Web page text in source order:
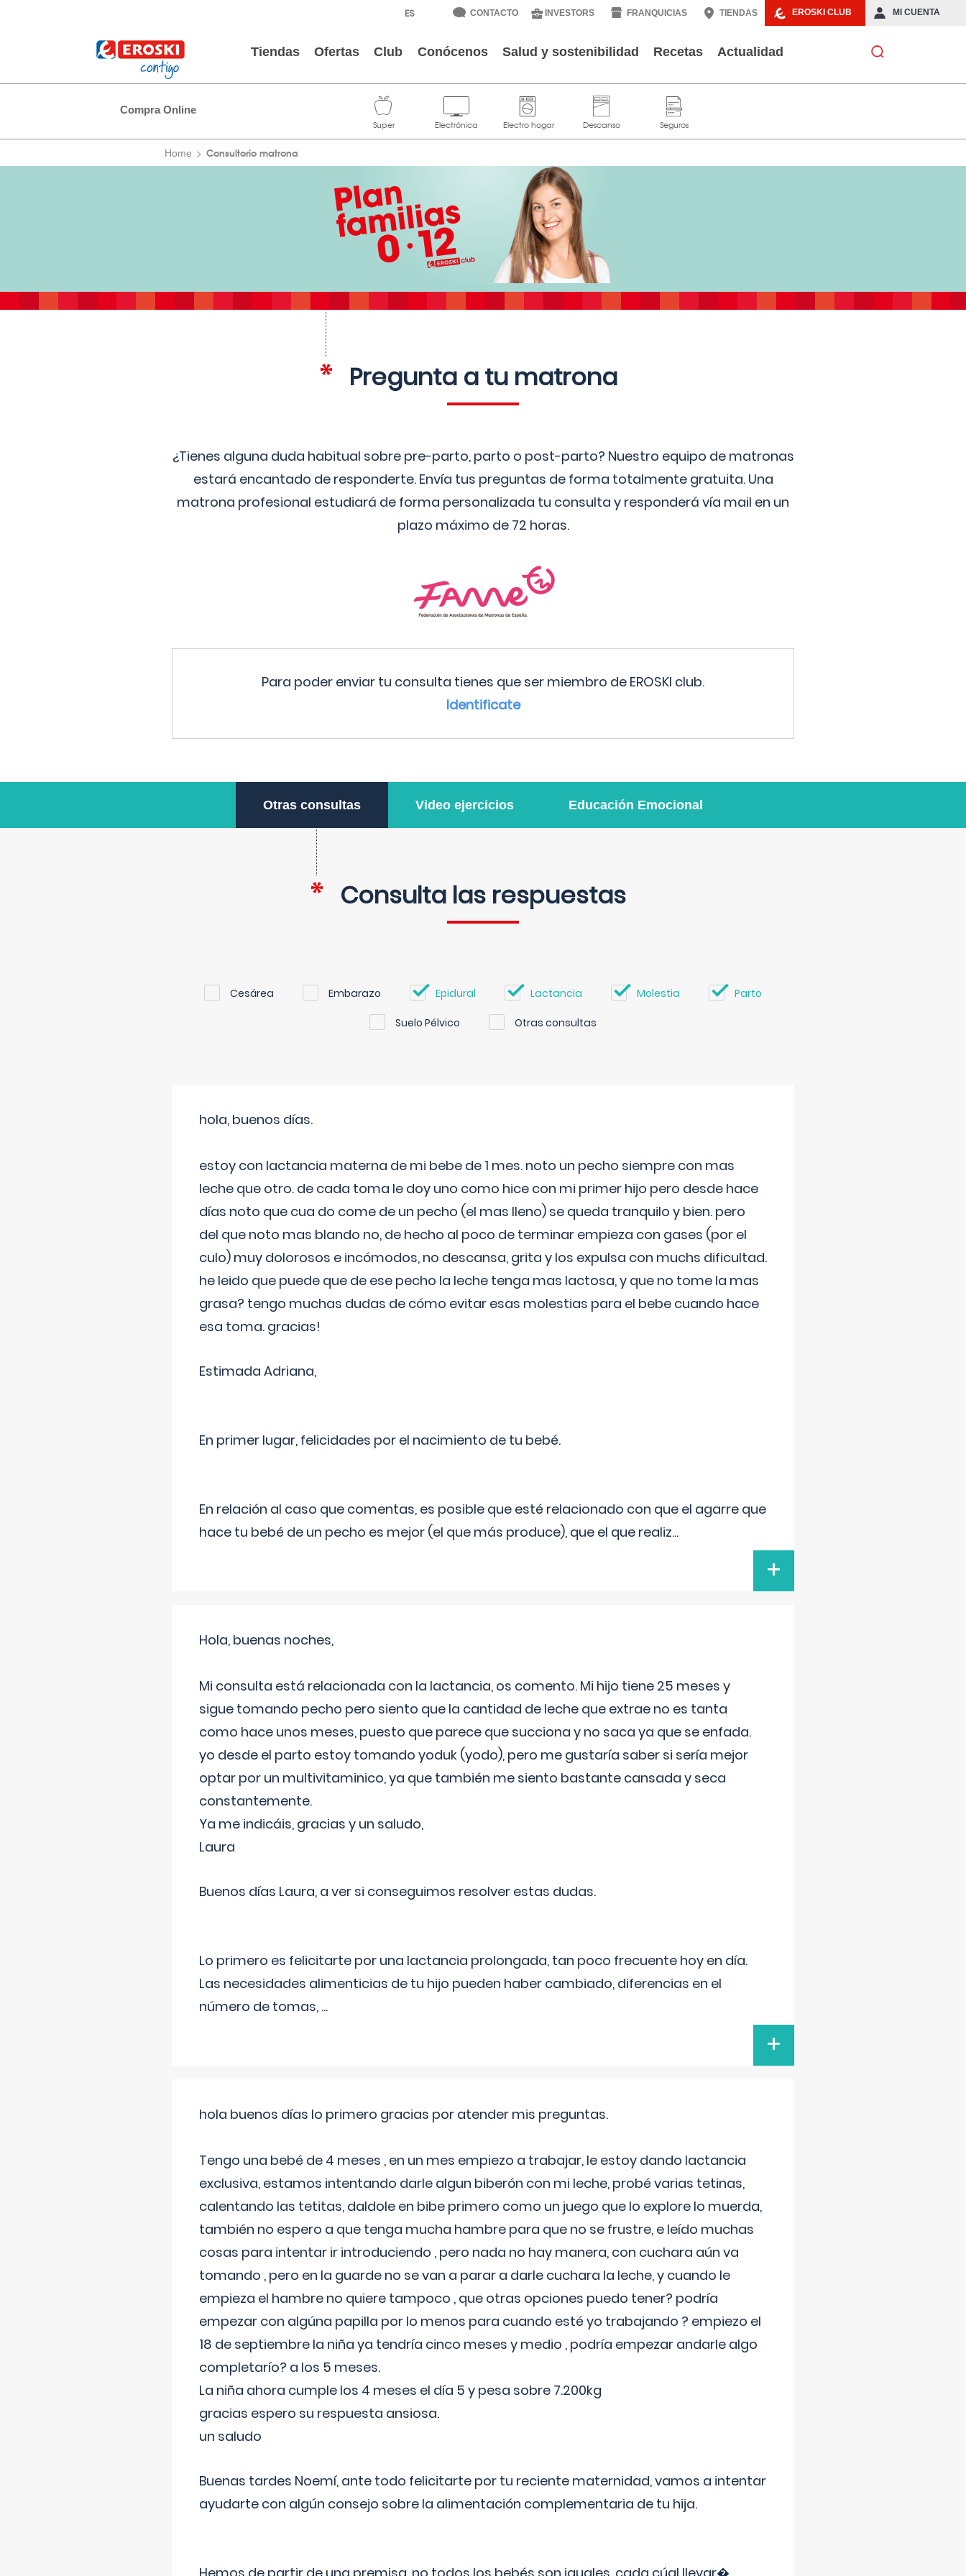
EROSKI CLUB MI CUENTA
CONTACTO INVESTORS FRANQUICIAS TIENDAS
Tiendas Ofertas Club Conócenos Salud y sostenibilidad Recetas Actualidad
Compra Online
Home Consultorio matrona
Pregunta a tu matrona
¿Tienes alguna duda habitual sobre pre-parto, parto o post-parto? Nuestro equipo de matronas
estará encantado de responderte. Envía tus preguntas de forma totalmente gratuita. Una
matrona profesional estudiará de forma personalizada tu consulta y responderá vía mail en un
plazo máximo de 72 horas.
Para poder enviar tu consulta tienes que ser miembro de EROSKI club.
Identificate
Otras consultas Video ejercicios Educación Emocional
Consulta las respuestas
Cesárea Embarazo Epidural Lactancia Molestia Parto
Suelo Pélvico Otras consultas
hola, buenos días.
estoy con lactancia materna de mi bebe de 1 mes. noto un pecho siempre con mas
leche que otro. de cada toma le doy uno como hice con mi primer hijo pero desde hace
días noto que cua do come de un pecho (el mas lleno) se queda tranquilo y bien. pero
del que noto mas blando no, de hecho al poco de terminar empieza con gases (por el
culo) muy dolorosos e incómodos, no descansa, grita y los expulsa con muchs dificultad.
he leido que puede que de ese pecho la leche tenga mas lactosa, y que no tome la mas
grasa? tengo muchas dudas de cómo evitar esas molestias para el bebe cuando hace
esa toma. gracias!
Estimada Adriana,
En primer lugar, felicidades por el nacimiento de tu bebé.
En relación al caso que comentas, es posible que esté relacionado con que el agarre que
hace tu bebé de un pecho es mejor (el que más produce), que el que realiz...
+
Hola, buenas noches,
Mi consulta está relacionada con la lactancia, os comento. Mi hijo tiene 25 meses y
sigue tomando pecho pero siento que la cantidad de leche que extrae no es tanta
como hace unos meses, puesto que parece que succiona y no saca ya que se enfada.
yo desde el parto estoy tomando yoduk (yodo), pero me gustaría saber si sería mejor
optar por un multivitaminico, ya que también me siento bastante cansada y seca
constantemente.
Ya me indicáis, gracias y un saludo,
Laura
Buenos días Laura, a ver si conseguimos resolver estas dudas.
Lo primero es felicitarte por una lactancia prolongada, tan poco frecuente hoy en día.
Las necesidades alimenticias de tu hijo pueden haber cambiado, diferencias en el
número de tomas, ...
+
hola buenos días lo primero gracias por atender mis preguntas.
Tengo una bebé de 4 meses , en un mes empiezo a trabajar, le estoy dando lactancia
exclusiva, estamos intentando darle algun biberón con mi leche, probé varias tetinas,
calentando las tetitas, daldole en bibe primero como un juego que lo explore lo muerda,
también no espero a que tenga mucha hambre para que no se frustre, e leído muchas
cosas para intentar ir introduciendo , pero nada no hay manera, con cuchara aún va
tomando , pero en la guarde no se van a parar a darle cuchara la leche, y cuando le
empieza el hambre no quiere tampoco , que otras opciones puedo tener? podría
empezar con algúna papilla por lo menos para cuando esté yo trabajando ? empiezo el
18 de septiembre la niña ya tendría cinco meses y medio , podría empezar andarle algo
completarío? a los 5 meses.
La niña ahora cumple los 4 meses el día 5 y pesa sobre 7.200kg
gracias espero su respuesta ansiosa.
un saludo
Buenas tardes Noemí, ante todo felicitarte por tu reciente maternidad, vamos a intentar
ayudarte con algún consejo sobre la alimentación complementaria de tu hija.